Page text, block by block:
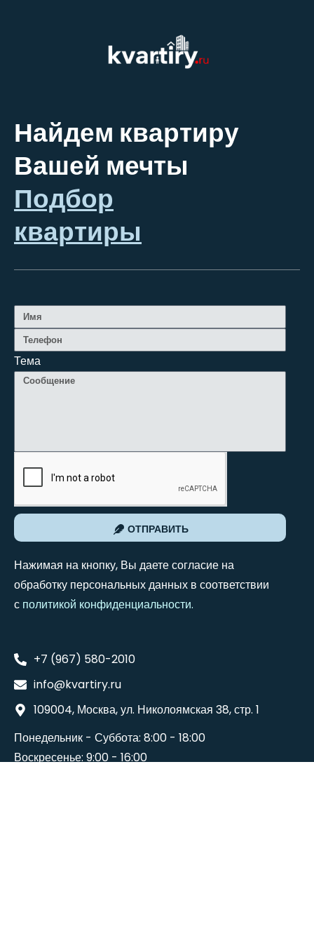
Найдем квартиру
Вашей мечты
Подбор
квартиры
Тема
ОТПРАВИТЬ
Нажимая на кнопку, Вы даете согласие на
обработку персональных данных в соответствии
с политикой конфиденциальности.
+7 (967) 580-2010
info@kvartiry.ru
109004, Москва, ул. Николоямская 38, стр. 1
Понедельник - Суббота: 8:00 - 18:00
Воскресенье: 9:00 - 16:00